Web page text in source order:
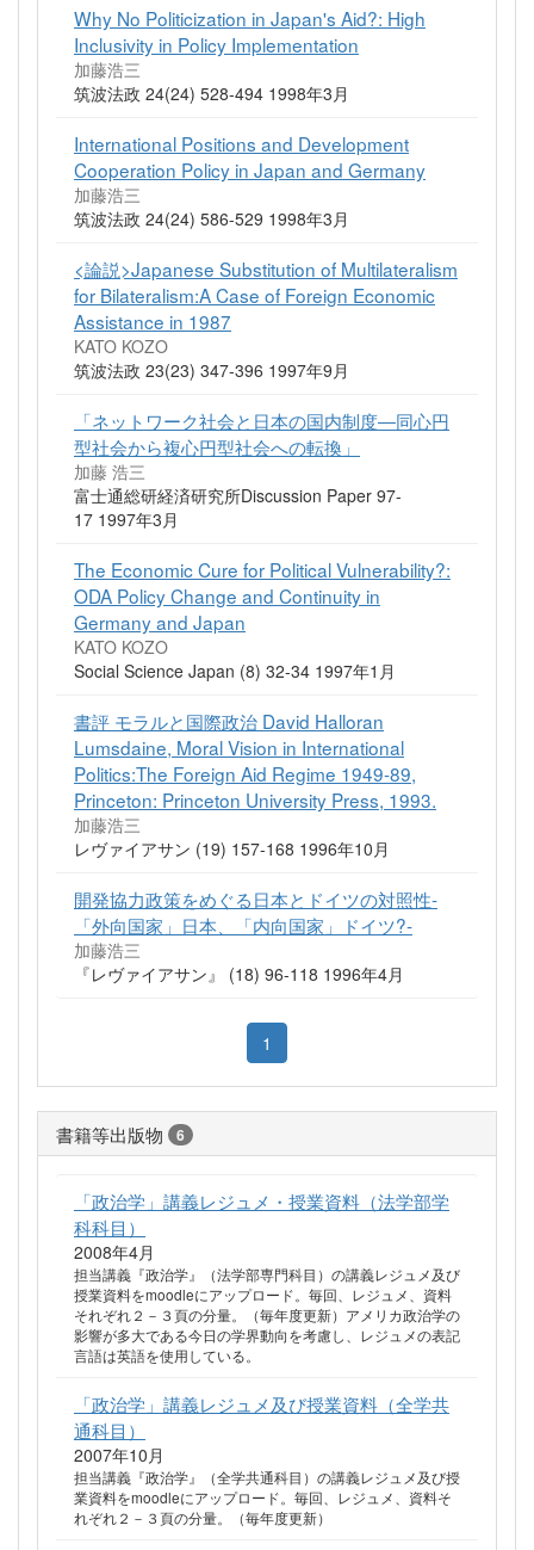
Why No Politicization in Japan's Aid?: High
Inclusivity in Policy Implementation
加藤浩三
筑波法政 24(24) 528-494 1998年3月
International Positions and Development
Cooperation Policy in Japan and Germany
加藤浩三
筑波法政 24(24) 586-529 1998年3月
<論説>Japanese Substitution of Multilateralism
for Bilateralism:A Case of Foreign Economic
Assistance in 1987
KATO KOZO
筑波法政 23(23) 347-396 1997年9月
「ネットワーク社会と日本の国内制度―同心円
型社会から複心円型社会への転換」
加藤 浩三
富士通総研経済研究所Discussion Paper 97-
17 1997年3月
The Economic Cure for Political Vulnerability?:
ODA Policy Change and Continuity in
Germany and Japan
KATO KOZO
Social Science Japan (8) 32-34 1997年1月
書評 モラルと国際政治 David Halloran
Lumsdaine, Moral Vision in International
Politics:The Foreign Aid Regime 1949-89,
Princeton: Princeton University Press, 1993.
加藤浩三
レヴァイアサン (19) 157-168 1996年10月
開発協力政策をめぐる日本とドイツの対照性-
「外向国家」日本、「内向国家」ドイツ?-
加藤浩三
『レヴァイアサン』 (18) 96-118 1996年4月
1
書籍等出版物 6
「政治学」講義レジュメ・授業資料（法学部学
科科目）
2008年4月
担当講義『政治学』（法学部専門科目）の講義レジュメ及び
授業資料をmoodleにアップロード。毎回、レジュメ、資料
それぞれ２－３頁の分量。（毎年度更新）アメリカ政治学の
影響が多大である今日の学界動向を考慮し、レジュメの表記
言語は英語を使用している。
「政治学」講義レジュメ及び授業資料（全学共
通科目）
2007年10月
担当講義『政治学』（全学共通科目）の講義レジュメ及び授
業資料をmoodleにアップロード。毎回、レジュメ、資料そ
れぞれ２－３頁の分量。（毎年度更新）